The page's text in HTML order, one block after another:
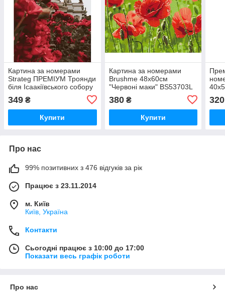
Картина за номерами
Strateg ПРЕМІУМ Троянди
біля Ісаакіївського собору
з лаком розміром 40х50
см (GS1241)
349 ₴
Купити
Картина за номерами
Brushme 48x60см
"Червоні маки" BS53703L
380₴
Купити
320
Про нас
99% позитивних з 476 відгуків за рік
Працює з 23.11.2014
м. Київ
Київ, Україна
Контакти
Сьогодні працює з 10:00 до 17:00
Показати весь графік роботи
Про нас